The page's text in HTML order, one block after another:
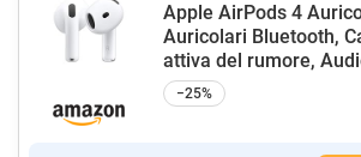
Apple AirPods 4
Auricolari Bluetooth,
attiva del rumore,
−25%